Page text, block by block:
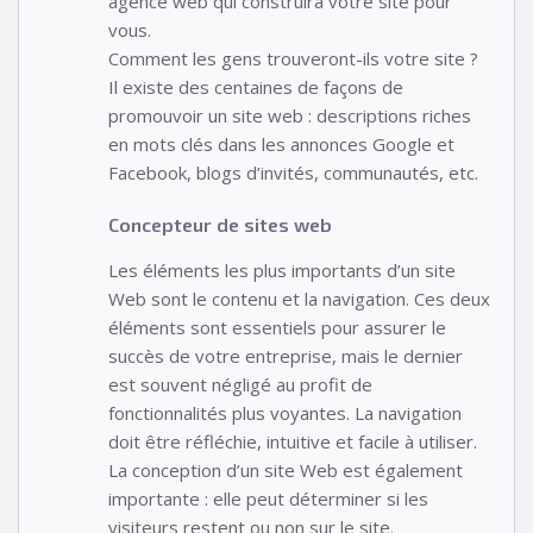
vous.
Comment les gens trouveront-ils votre site ?
Il existe des centaines de façons de
promouvoir un site web : descriptions riches
en mots clés dans les annonces Google et
Facebook, blogs d’invités, communautés, etc.
Concepteur de sites web
Les éléments les plus importants d’un site
Web sont le contenu et la navigation. Ces deux
éléments sont essentiels pour assurer le
succès de votre entreprise, mais le dernier
est souvent négligé au profit de
fonctionnalités plus voyantes. La navigation
doit être réfléchie, intuitive et facile à utiliser.
La conception d’un site Web est également
importante : elle peut déterminer si les
visiteurs restent ou non sur le site.